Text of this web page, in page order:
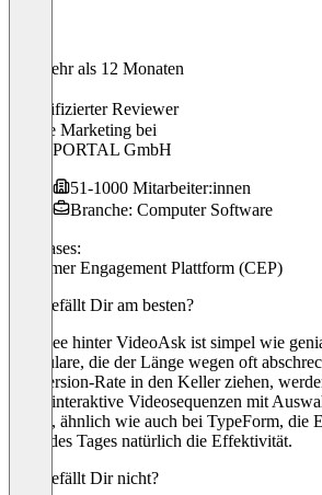
Vor mehr als 12 Monaten
Verifizierter Reviewer
Online Marketing bei
4ALLPORTAL GmbH
51-1000 Mitarbeiter:innen
Branche: Computer Software
Use cases:
Customer Engagement Plattform (CEP)
Was gefällt Dir am besten?
Die Idee hinter VideoAsk ist simpel wie
Formulare, die der Länge wegen oft
Conversion-Rate in den Keller ziehen,
kurze interaktive Videosequenzen mit
gefällt, ähnlich wie auch bei TypeForm, die
Ende des Tages natürlich die Effektivität.
Was gefällt Dir nicht?